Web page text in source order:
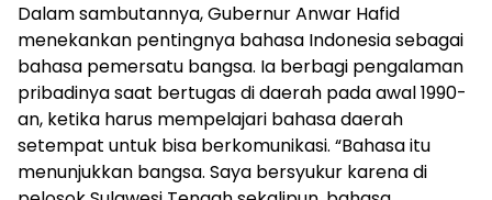
Dalam sambutannya, Gubernur Anwar Hafid
menekankan pentingnya bahasa Indonesia sebagai
bahasa pemersatu bangsa. Ia berbagi pengalaman
pribadinya saat bertugas di daerah pada awal 1990-
an, ketika harus mempelajari bahasa daerah
setempat untuk bisa berkomunikasi. “Bahasa itu
menunjukkan bangsa. Saya bersyukur karena di